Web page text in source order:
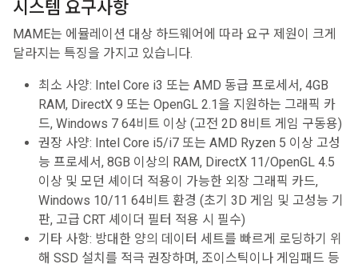
시스템 요구사항
MAME는 에뮬레이션 대상 하드웨어에 따라 요구 제원이 크게
달라지는 특징을 가지고 있습니다.
최소 사양: Intel Core i3 또는 AMD 동급 프로세서, 4GB
RAM, DirectX 9 또는 OpenGL 2.1을 지원하는 그래픽 카
드, Windows 7 64비트 이상 (고전 2D 8비트 게임 구동용)
권장 사양: Intel Core i5/i7 또는 AMD Ryzen 5 이상 고성
능 프로세서, 8GB 이상의 RAM, DirectX 11/OpenGL 4.5
이상 및 모던 셰이더 적용이 가능한 외장 그래픽 카드,
Windows 10/11 64비트 환경 (초기 3D 게임 및 고성능 기
판, 고급 CRT 셰이더 필터 적용 시 필수)
기타 사항: 방대한 양의 데이터 세트를 빠르게 로딩하기 위
해 SSD 설치를 적극 권장하며, 조이스틱이나 게임패드 등